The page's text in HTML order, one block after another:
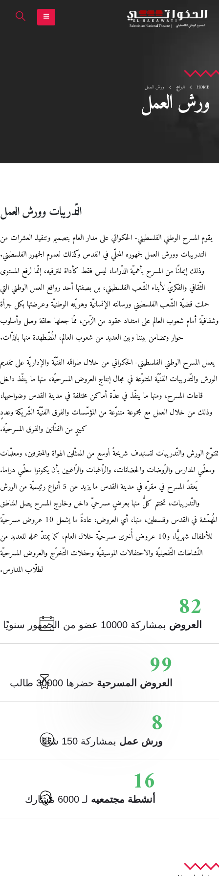
HOME البرامج ورش العمل
ورش العمل
التّدريبات وورش العمل
يقوم المسرح الوطني الفلسطيني- الحكواتي على مدار العام بتصميم وتنفيذ العشرات من
التدريبات وورش العمل لجمهوره المحلّي في القدس وكذلك لعموم الجمهور الفلسطيني.
وذلك إيمانًا من المسرح بأهميّة الدّراما، ليس فقط كأداة للترفيه، إنّما لرفع المستوى
الثّقافي والفكريّ لأبناء الشّعب الفلسطيني، بل بصفتها أحد روافع العمل الوطني التي
حملت قضيّة الشّعب الفلسطيني ورسالته الإنسانيّة وهويّته الوطنيّة وعرضتها بكل جرأة
وشفافيّة أمام شعوب العالم على امتداد عقود من الزّمن، ممّا جعلها حلقة وصل وأسلوب
حوار وتضامن بيننا وبين العديد من شعوب العالم، المُضّطهدة منها بالذّات.
يعمل المسرح الوطني الفلسطيني- الحكواتي من خلال طواقمه الفنّيّة والإداريّة على تقديم
الورش والتّدريبات الفنّيّة المتنوّعة في مجال إنتاج العروض المسرحيّة، منها ما ينفّذ داخل
قاعات المسرح، ومنها ما ينفّذ في عدّة أماكن مختلفة في مدينة القدس وضواحيها،
وذلك من خلال العمل مع مجموعة متنوّعة من المؤسّسات والفرق الفنّيّة الشّريكة وعددٍ
كبيرٍ من الفنّانين والفرق المسرحيّة.
تتنوّع الورش والتّدريبات لتستهدف شريحةً أوسع من الممثّلين الهواة والمحترفين، ومعلّمات
ومعلّمي المدارس والرّوضات والحضانات، والرّاغبات والرّاغبين بأن يكونوا معلّمي دراما.
يَعقدُ المسرح في مقرّه في مدينة القدس ما يزيد عن 5 أنواع رئيسيّة من الورش
والتّدريبات، تختتم كلٌّ منها بعرضٍ مسرحيّ داخل وخارج المسرح يصل المناطق
المُهمّشة في القدس وفلسطين، منها، أي العروض، عادةً ما يشمل 10 عروض مسرحيّة
للأطفال شهريًّا، و10 عروض أُخرى مسرحيّة خلال العام، كما يمتدّ عمله للعديد من
النّشاطات التّفعيليّة والاحتفالات الموسيقيّة وحفلات التّخرّج والعروض المسرحيّة
لطلّاب المدارس.
92
العروض بمشاركة 10000 عضو من الجمهور سنويًا
110
العروض المسرحية حضرها 30000 طالب
9
ورش عمل بمشاركة 150 شابًا
18
أنشطة مجتمعيه لـ 6000 مشارك